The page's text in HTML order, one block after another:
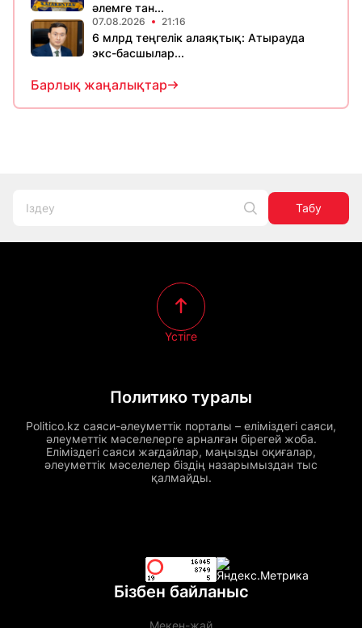
әлемге тан...
07.08.2026 21:16
6 млрд теңгелік алаяқтық: Атырауда
экс-басшылар...
Барлық жаңалықтар
Табу
Политико туралы
Politico.kz саяси-әлеуметтік порталы – еліміздегі саяси,
әлеуметтік мәселелерге арналған бірегей жоба.
Еліміздегі саяси жағдайлар, маңызды оқиғалар,
әлеуметтік мәселелер біздің назарымыздан тыс
қалмайды.
Үстіге
Бізбен байланыс
Мекен-жай